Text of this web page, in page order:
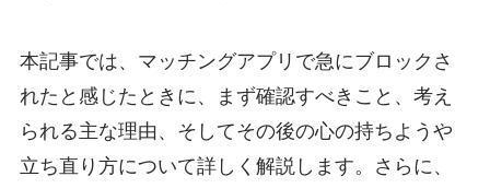
本記事では、マッチングアプリで急にブロックさ
れたと感じたときに、まず確認すべきこと、考え
られる主な理由、そしてその後の心の持ちようや
立ち直り方について詳しく解説します。さらに、